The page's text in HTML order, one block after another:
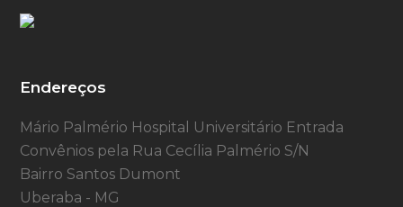
Endereços
Mário Palmério Hospital Universitário Entrada
Convênios pela Rua Cecília Palmério S/N
Bairro Santos Dumont
Uberaba - MG